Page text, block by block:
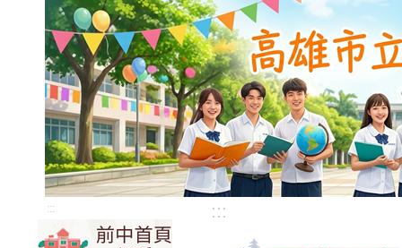
::: :::